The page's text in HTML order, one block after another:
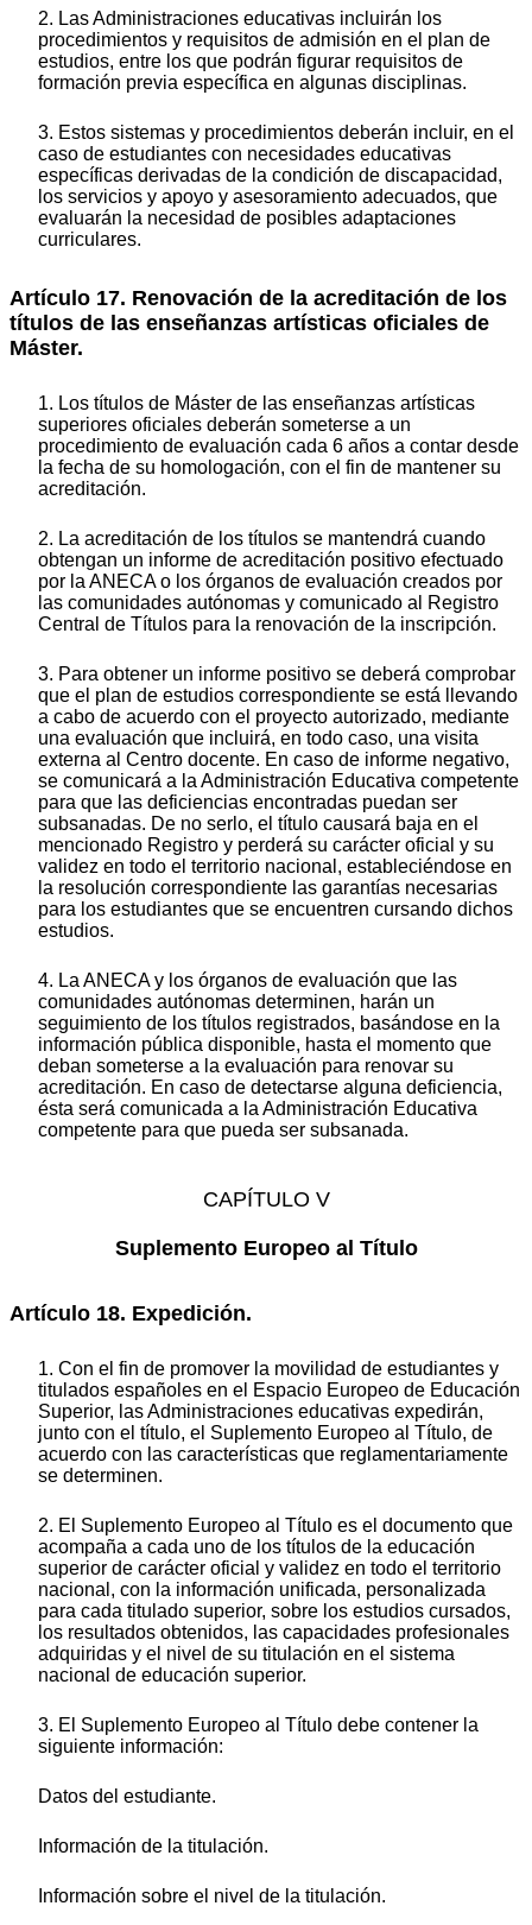
2. Las Administraciones educativas incluirán los
procedimientos y requisitos de admisión en el plan de
estudios, entre los que podrán figurar requisitos de
formación previa específica en algunas disciplinas.
3. Estos sistemas y procedimientos deberán incluir, en el
caso de estudiantes con necesidades educativas
específicas derivadas de la condición de discapacidad,
los servicios y apoyo y asesoramiento adecuados, que
evaluarán la necesidad de posibles adaptaciones
curriculares.
Artículo 17. Renovación de la acreditación de los
títulos de las enseñanzas artísticas oficiales de
Máster.
1. Los títulos de Máster de las enseñanzas artísticas
superiores oficiales deberán someterse a un
procedimiento de evaluación cada 6 años a contar desde
la fecha de su homologación, con el fin de mantener su
acreditación.
2. La acreditación de los títulos se mantendrá cuando
obtengan un informe de acreditación positivo efectuado
por la ANECA o los órganos de evaluación creados por
las comunidades autónomas y comunicado al Registro
Central de Títulos para la renovación de la inscripción.
3. Para obtener un informe positivo se deberá comprobar
que el plan de estudios correspondiente se está llevando
a cabo de acuerdo con el proyecto autorizado, mediante
una evaluación que incluirá, en todo caso, una visita
externa al Centro docente. En caso de informe negativo,
se comunicará a la Administración Educativa competente
para que las deficiencias encontradas puedan ser
subsanadas. De no serlo, el título causará baja en el
mencionado Registro y perderá su carácter oficial y su
validez en todo el territorio nacional, estableciéndose en
la resolución correspondiente las garantías necesarias
para los estudiantes que se encuentren cursando dichos
estudios.
4. La ANECA y los órganos de evaluación que las
comunidades autónomas determinen, harán un
seguimiento de los títulos registrados, basándose en la
información pública disponible, hasta el momento que
deban someterse a la evaluación para renovar su
acreditación. En caso de detectarse alguna deficiencia,
ésta será comunicada a la Administración Educativa
competente para que pueda ser subsanada.
CAPÍTULO V
Suplemento Europeo al Título
Artículo 18. Expedición.
1. Con el fin de promover la movilidad de estudiantes y
titulados españoles en el Espacio Europeo de Educación
Superior, las Administraciones educativas expedirán,
junto con el título, el Suplemento Europeo al Título, de
acuerdo con las características que reglamentariamente
se determinen.
2. El Suplemento Europeo al Título es el documento que
acompaña a cada uno de los títulos de la educación
superior de carácter oficial y validez en todo el territorio
nacional, con la información unificada, personalizada
para cada titulado superior, sobre los estudios cursados,
los resultados obtenidos, las capacidades profesionales
adquiridas y el nivel de su titulación en el sistema
nacional de educación superior.
3. El Suplemento Europeo al Título debe contener la
siguiente información:
Datos del estudiante.
Información de la titulación.
Información sobre el nivel de la titulación.